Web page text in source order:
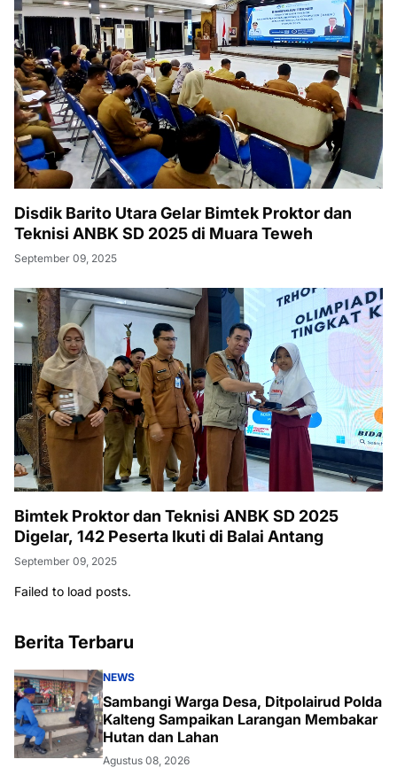
Disdik Barito Utara Gelar Bimtek Proktor dan
Teknisi ANBK SD 2025 di Muara Teweh
September 09, 2025
Bimtek Proktor dan Teknisi ANBK SD 2025
Digelar, 142 Peserta Ikuti di Balai Antang
September 09, 2025
Failed to load posts.
Berita Terbaru
NEWS
Sambangi Warga Desa, Ditpolairud Polda
Kalteng Sampaikan Larangan Membakar
Hutan dan Lahan
Agustus 08, 2026